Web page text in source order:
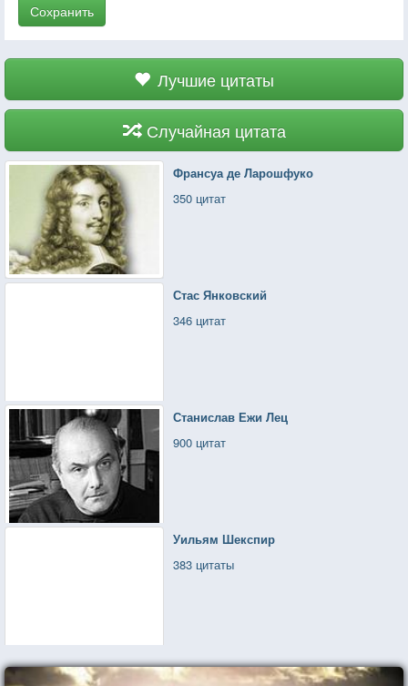
Сохранить
Лучшие цитаты
Случайная цитата
Франсуа де Ларошфуко
350 цитат
Стас Янковский
346 цитат
Станислав Ежи Лец
900 цитат
Уильям Шекспир
383 цитаты